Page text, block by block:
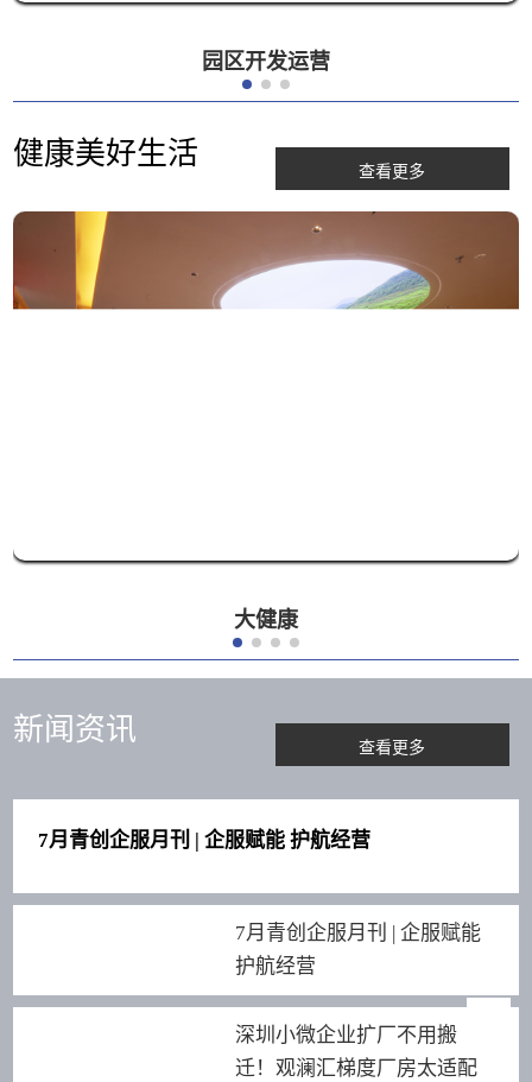
园区开发运营
健康美好生活 查看更多
大健康
新闻资讯 查看更多
7月青创企服月刊 | 企服赋能 护航经营
7月青创企服月刊 | 企服赋能
护航经营
深圳小微企业扩厂不用搬
迁！观澜汇梯度厂房太适配